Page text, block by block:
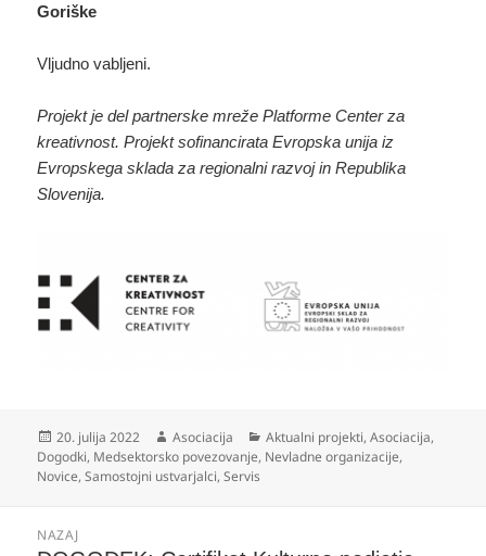
Goriške
Vljudno vabljeni.
Projekt je del partnerske mreže Platforme Center za
kreativnost. Projekt sofinancirata Evropska unija iz
Evropskega sklada za regionalni razvoj in Republika
Slovenija.
Objavljeno
dne
20. julija 2022 Avtor
Asociacija Kategorije
Aktualni projekti,Asociacija,
Dogodki, Medsektorsko povezovanje, Nevladne organizacije,
Novice,Samostojni ustvarjalci,Servis
prispevka
NAZAJ